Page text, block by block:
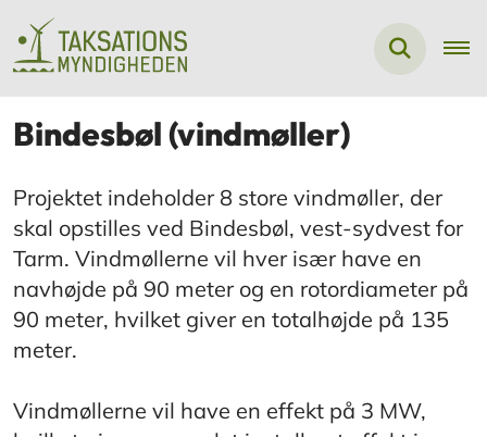
Bindesbøl (vindmøller)
Projektet indeholder 8 store vindmøller, der
skal opstilles ved Bindesbøl, vest-sydvest for
Tarm. Vindmøllerne vil hver især have en
navhøjde på 90 meter og en rotordiameter på
90 meter, hvilket giver en totalhøjde på 135
meter.
Vindmøllerne vil have en effekt på 3 MW,